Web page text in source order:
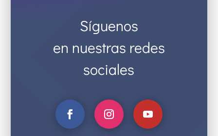
Síguenos
en nuestras redes
sociales